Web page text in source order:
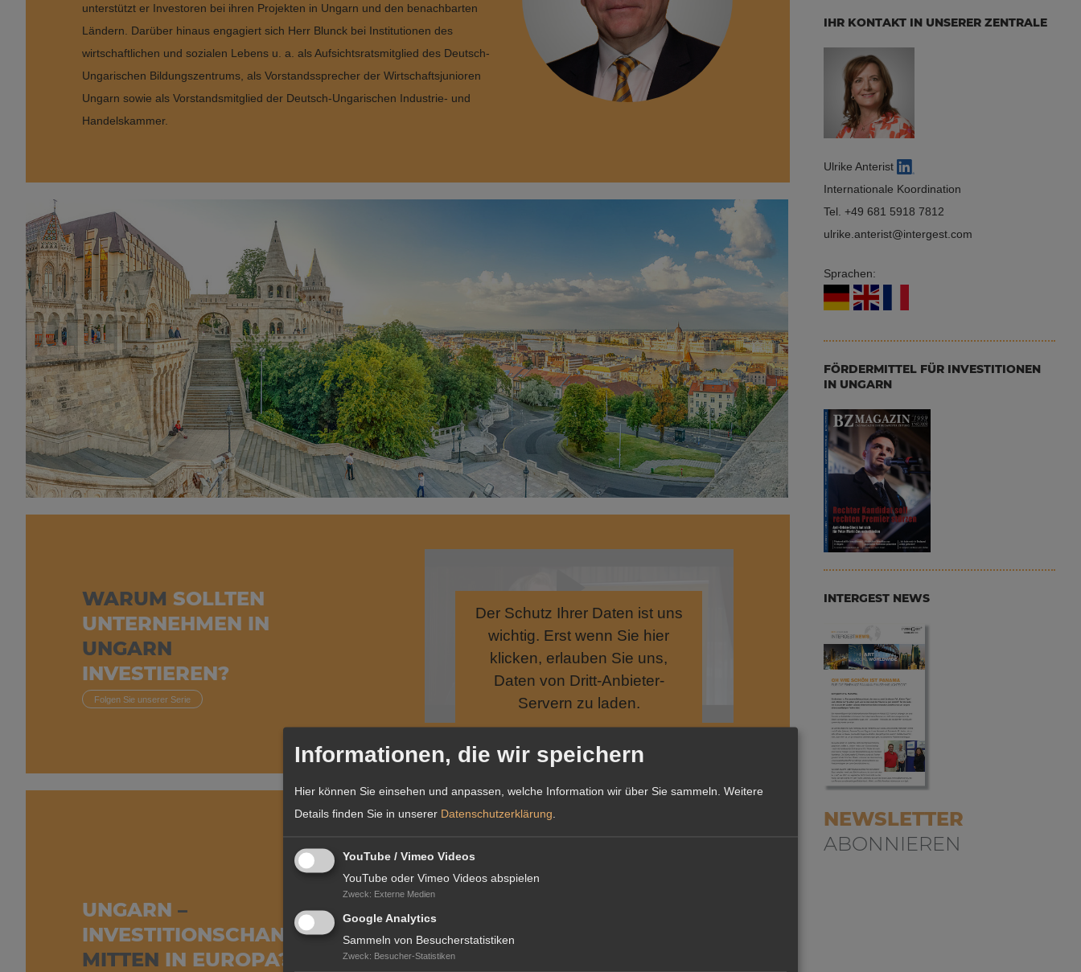
unterstützt er Investoren bei ihren Projekten in Ungarn und den benachbarten
Ländern. Darüber hinaus engagiert sich Herr Blunck bei Institutionen des
wirtschaftlichen und sozialen Lebens u. a. als Aufsichtsratsmitglied des Deutsch-
Ungarischen Bildungszentrums, als Vorstandssprecher der Wirtschaftsjunioren
Ungarn sowie als Vorstandsmitglied der Deutsch-Ungarischen Industrie- und
Handelskammer.
WARUM SOLLTEN
UNTERNEHMEN IN
UNGARN
INVESTIEREN?
Folgen Sie unserer Serie
Der Schutz Ihrer Daten ist uns
wichtig. Erst wenn Sie hier
klicken, erlauben Sie uns,
Daten von Dritt-Anbieter-
Servern zu laden.
UNGARN –
INVESTITIONSCHANCE
MITTEN IN EUROPA?
Der Schutz Ihrer Daten ist uns
klicken, erlauben Sie uns,
IHR KONTAKT IN UNSERER ZENTRALE
Ulrike Anterist
Internationale Koordination
Tel. +49 681 5918 7812
ulrike.anterist
intergest.com
Sprachen:
FÖRDERMITTEL FÜR INVESTITIONEN
IN UNGARN
INTERGEST NEWS
NEWSLETTER
ABONNIEREN
Informationen, die wir speichern
Hier können Sie einsehen und anpassen, welche Information wir über Sie sammeln. Weitere
Details finden Sie in unserer Datenschutzerklärung
YouTube / Vimeo Videos
YouTube oder Vimeo Videos abspielen
Zweck: Externe Medien
Google Analytics
Sammeln von Besucherstatistiken
Zweck: Besucher-Statistiken